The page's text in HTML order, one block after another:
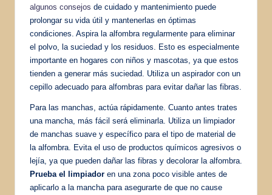
algunos consejos de cuidado y mantenimiento puede
prolongar su vida útil y mantenerlas en óptimas
condiciones. Aspira la alfombra regularmente para eliminar
el polvo, la suciedad y los residuos. Esto es especialmente
importante en hogares con niños y mascotas, ya que estos
tienden a generar más suciedad. Utiliza un aspirador con un
cepillo adecuado para alfombras para evitar dañar las fibras.
Para las manchas, actúa rápidamente. Cuanto antes trates
una mancha, más fácil será eliminarla. Utiliza un limpiador
de manchas suave y específico para el tipo de material de
la alfombra. Evita el uso de productos químicos agresivos o
lejía, ya que pueden dañar las fibras y decolorar la alfombra.
Prueba el limpiador en una zona poco visible antes de
aplicarlo a la mancha para asegurarte de que no cause